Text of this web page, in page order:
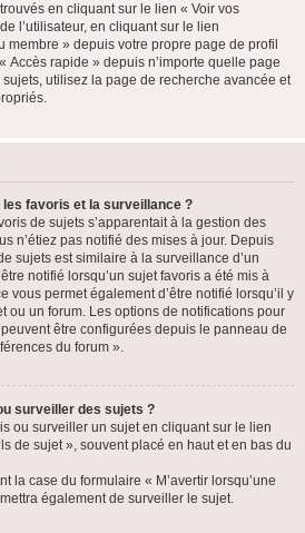
en cliquant sur le lien « Voir vos
l’utilisateur, en cliquant sur le lien
membre » depuis votre propre page de profil
Accès rapide » depuis n’importe quelle page
utilisez la page de recherche avancée et
favoris et la surveillance ?
de sujets s’apparentait à la gestion des
n’étiez pas notifié des mises à jour. Depuis
sujets est similaire à la surveillance d’un
notifié lorsqu’un sujet favoris a été mis à
vous permet également d’être notifié lorsqu’il y
ou un forum. Les options de notifications pour
être configurées depuis le panneau de
du forum ».
surveiller des sujets ?
ou surveiller un sujet en cliquant sur le lien
de sujet », souvent placé en haut et en bas du
la case du formulaire « M’avertir lorsqu’une
également de surveiller le sujet.